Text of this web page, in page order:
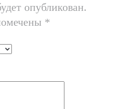
опубликован.
*